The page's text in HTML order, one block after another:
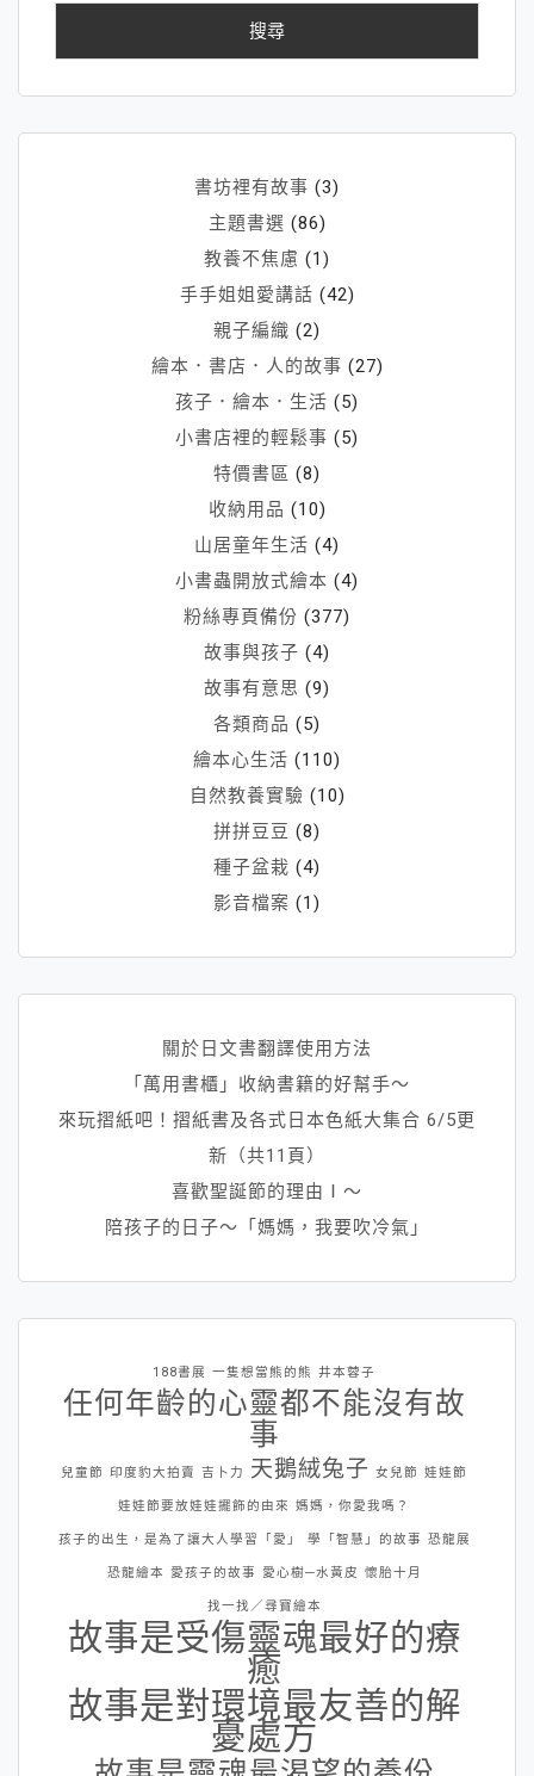
(三)
書坊裡有故事 (3)
主題書選 (86)
教養不焦慮 (1)
手手姐姐愛講話 (42)
親子編織 (2)
繪本．書店．人的故事 (27)
孩子．繪本．生活 (5)
小書店裡的輕鬆事 (5)
特價書區 (8)
收納用品 (10)
山居童年生活 (4)
小書蟲開放式繪本 (4)
粉絲專頁備份 (377)
故事與孩子 (4)
故事有意思 (9)
各類商品 (5)
繪本心生活 (110)
自然教養實驗 (10)
拼拼豆豆 (8)
種子盆栽 (4)
影音檔案 (1)
關於日文書翻譯使用方法
「萬用書櫃」收納書籍的好幫手～
來玩摺紙吧！摺紙書及各式日本色紙大集合 6/5更
新（共11頁）
喜歡聖誕節的理由Ⅰ～
陪孩子的日子～「媽媽，我要吹冷氣」
188書展 一隻想當熊的熊 井本蓉子
任何年齡的心靈都不能沒有故
事
兒童節 印度豹大拍賣 吉卜力 天鵝絨兔子 女兒節 娃娃節
娃娃節要放娃娃擺飾的由來 媽媽，你愛我嗎？
孩子的出生，是為了讓大人學習「愛」 學「智慧」的故事 恐龍展
恐龍繪本 愛孩子的故事 愛心樹─水黃皮 懷胎十月
找一找／尋寶繪本
故事是受傷靈魂最好的療
癒
故事是對環境最友善的解
憂處方